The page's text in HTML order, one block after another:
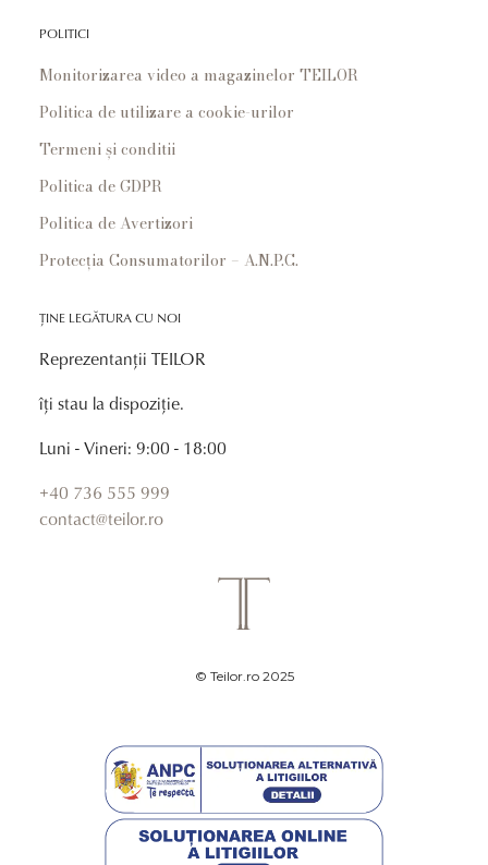
POLITICI
Monitorizarea video a magazinelor TEILOR
Politica de utilizare a cookie-urilor
Termeni și conditii
Politica de GDPR
Politica de Avertizori
Protecția Consumatorilor – A.N.P.C.
ȚINE LEGĂTURA CU NOI
Reprezentanții TEILOR
îți stau la dispoziție.
Luni - Vineri: 9:00 - 18:00
+40 736 555 999
contact@teilor.ro
© Teilor.ro 2025